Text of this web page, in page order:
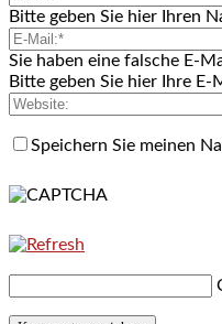
Bitte geben Sie hier Ihren
Sie haben eine falsche E-
Bitte geben Sie hier Ihre E-
Speichern Sie meinen